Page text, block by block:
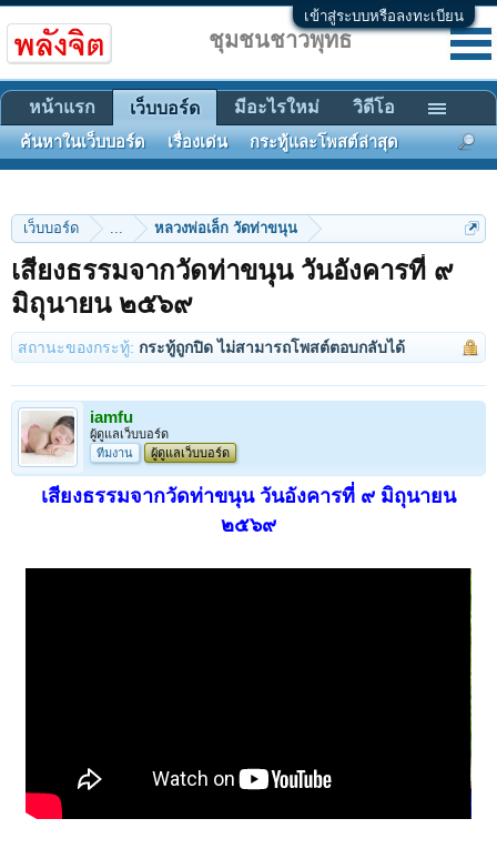
เข้าสู่ระบบหรือลงทะเบียน
เว็บบอร์ด ... หลวงพ่อเล็ก วัดท่าขนุน
เสียงธรรมจากวัดท่าขนุน วันอังคารที่ ๙
มิถุนายน ๒๕๖๙
สถานะของกระทู้: กระทู้ถูกปิด ไม่สามารถโพสต์ตอบกลับได้
iamfu
ผู้ดูแลเว็บบอร์ด
ทีมงาน
ผู้ดูแลเว็บบอร์ด
เสียงธรรมจากวัดท่าขนุน วันอังคารที่ ๙ มิถุนายน
๒๕๖๙
ชุมชนชาวพุทธ
หน้าแรก เว็บบอร์ด
ค้นหาในเว็บบอร์ด เรื่องเด่น กระทู้และโพสต์ล่าสุด
มีอะไรใหม่ วิดีโอ